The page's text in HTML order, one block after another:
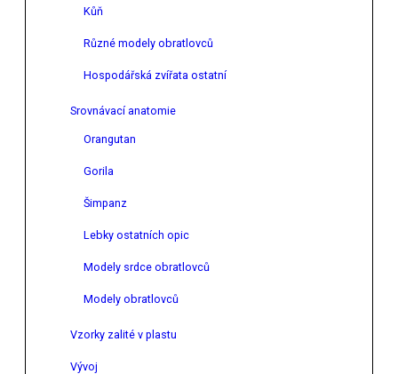
Kůň
Různé modely obratlovců
Hospodářská zvířata ostatní
Srovnávací anatomie
Orangutan
Gorila
Šimpanz
Lebky ostatních opic
Modely srdce obratlovců
Modely obratlovců
Vzorky zalité v plastu
Vývoj